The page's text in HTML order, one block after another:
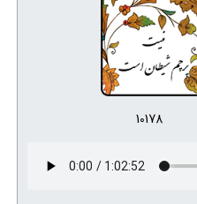
10178